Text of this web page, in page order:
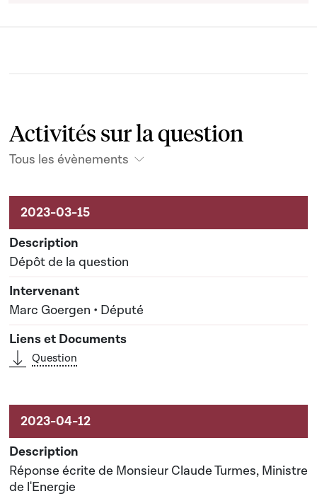
Activités sur la question
Tous les évènements
Activités liées au dossier
Dépôt de la question
Marc Goergen • Député
Question
Réponse écrite de Monsieur Claude Turmes, Ministre
de l'Energie